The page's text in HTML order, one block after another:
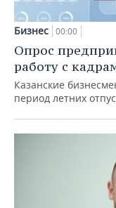
Бизнес 00:00
Опрос
работу с
Казанские
период летних